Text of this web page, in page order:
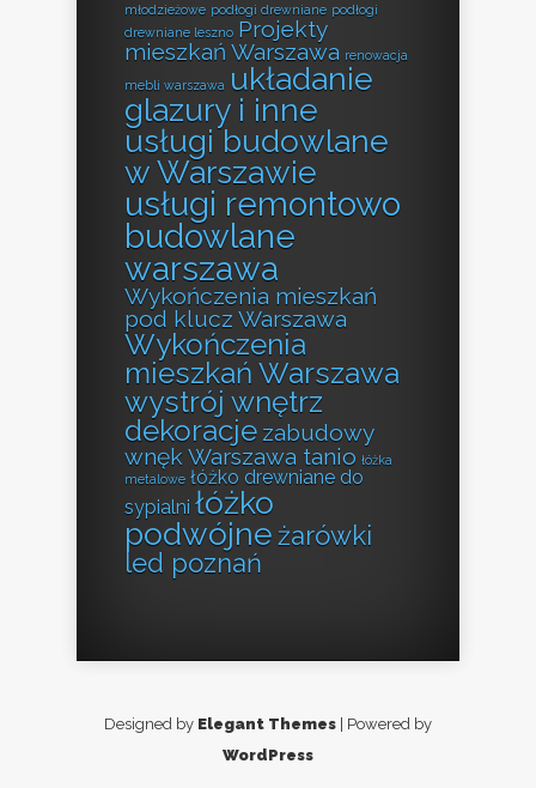
młodzieżowe podłogi drewniane podłogi
drewniane leszno Projekty
mieszkań Warszawa renowacja
mebli warszawa układanie
glazury i inne
usługi budowlane
w Warszawie
usługi remontowo
budowlane
warszawa
Wykończenia mieszkań
pod klucz Warszawa
Wykończenia
mieszkań Warszawa
wystrój wnętrz
dekoracje zabudowy
wnęk Warszawa tanio łóżka
metalowe łóżko drewniane do
sypialni łóżko
podwójneżarówki
led poznań
Designed by Elegant Themes | Powered by
WordPress